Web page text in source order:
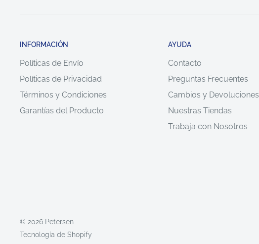
INFORMACIÓN
Políticas de Envío
Políticas de Privacidad
Términos y Condiciones
Garantías del Producto
AYUDA
Contacto
Preguntas Frecuentes
Cambios y Devoluciones
Nuestras Tiendas
Trabaja con Nosotros
© 2026 Petersen
Tecnología de Shopify